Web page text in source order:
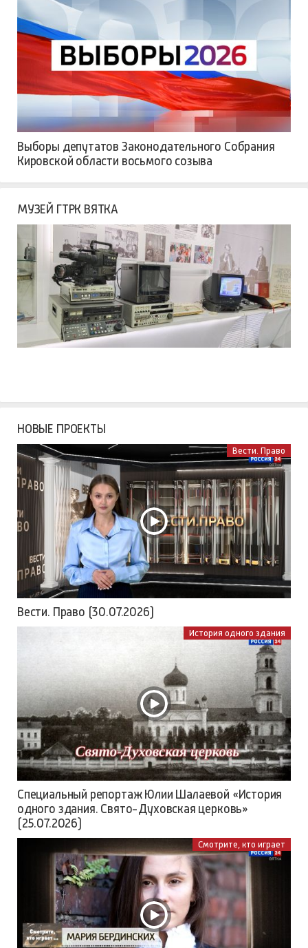
Выборы депутатов Законодательного Собрания
Кировской области восьмого созыва
МУЗЕЙ ГТРК ВЯТКА
НОВЫЕ ПРОЕКТЫ
Вести. Право
Вести. Право (30.07.2026)
История одного здания
Специальный репортаж Юлии Шалаевой «История
одного здания. Свято-Духовская церковь»
(25.07.2026)
Смотрите, кто играет